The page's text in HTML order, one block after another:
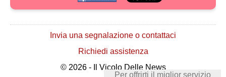
Invia una segnalazione o contattaci
Richiedi assistenza
© 2026 - Il Vicolo Delle News
Per offrirti il miglior servizio